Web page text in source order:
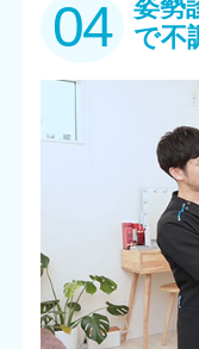
04
姿勢
で不